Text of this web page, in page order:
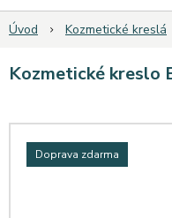
Úvod Kozmetické kreslá
Kozmetické kreslo
Doprava zdarma